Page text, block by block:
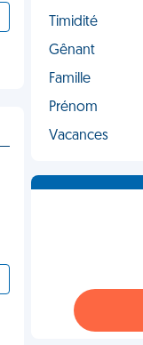
Timidité
Gênant
Famille
Prénom
Vacances